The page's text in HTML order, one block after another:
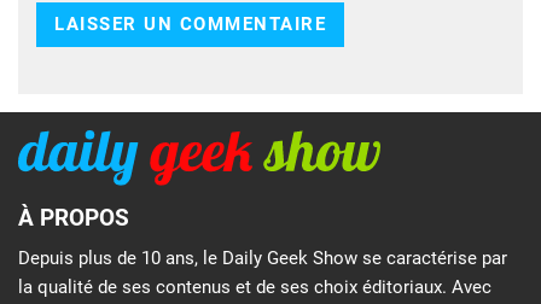
À PROPOS
Depuis plus de 10 ans, le Daily Geek Show se caractérise par
la qualité de ses contenus et de ses choix éditoriaux. Avec